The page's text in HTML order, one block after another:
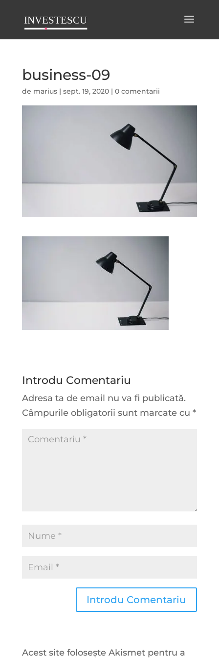
business-09
de marius| sept. 19, 2020| 0 comentarii
Introdu Comentariu
Adresa ta de email nu va fi publicată.
Câmpurile obligatorii sunt marcate cu *
Acest site folosește Akismet pentru a